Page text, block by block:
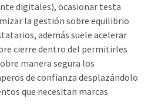
digitales), ocasionar testa
la gestión sobre equilibrio
además suele acelerar
cierre dentro del permitirles
manera segura los
de confianza desplazándolo
que necesitan marcas